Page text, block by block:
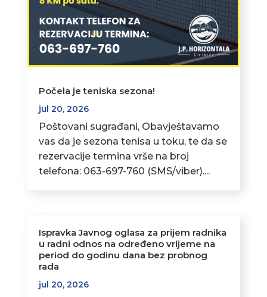
Počela je teniska sezona!
jul 20, 2026
Poštovani sugrađani, Obavještavamo
vas da je sezona tenisa u toku, te da se
rezervacije termina vrše na broj
telefona: 063-697-760 (SMS/viber)....
Ispravka Javnog oglasa za prijem radnika
u radni odnos na određeno vrijeme na
period do godinu dana bez probnog
rada
jul 20, 2026